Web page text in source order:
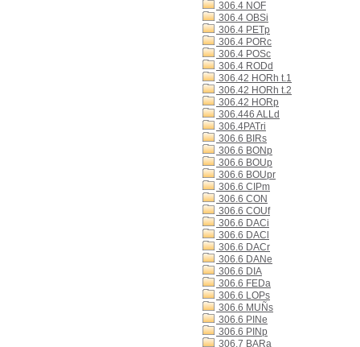
306.4 NOF
306.4 OBSi
306.4 PETp
306.4 PORc
306.4 POSc
306.4 RODd
306.42 HORh t.1
306.42 HORh t.2
306.42 HORp
306.446 ALLd
306.4PATri
306.6 BIRs
306.6 BONp
306.6 BOUp
306.6 BOUpr
306.6 CIPm
306.6 CON
306.6 COUf
306.6 DACi
306.6 DACl
306.6 DACr
306.6 DANe
306.6 DIA
306.6 FEDa
306.6 LOPs
306.6 MUÑs
306.6 PINe
306.6 PINp
306.7 BARa